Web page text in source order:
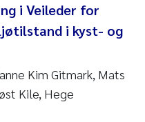
i Veileder for
i kyst- og
Kim Gitmark, Mats
Kile, Hege